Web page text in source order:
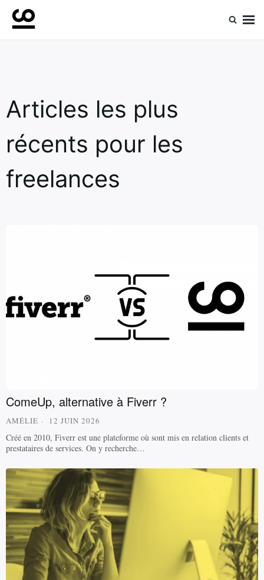
SkipSearch
for:
Articles les plus
récents pour les
freelances
ComeUp, alternative à Fiverr ?
AMÉLIE 12 JUIN 2026
Créé en 2010, Fiverr est une plateforme où sont mis en relation clients et
prestataires de services. On y recherche…